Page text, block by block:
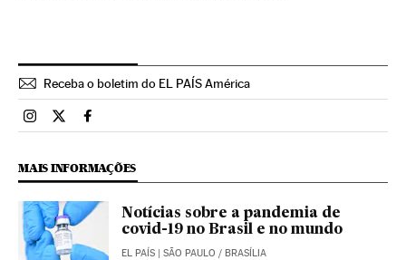
Receba o boletim do EL PAÍS América
Brasil El País Brasil en Instagram
Brasil El País Brasil en Twitter
Brasil El País Brasil en Facebook
MAIS INFORMAÇÕES
Notícias sobre a pandemia de
covid-19 no Brasil e no mundo
EL PAÍS | SÃO PAULO / BRASÍLIA